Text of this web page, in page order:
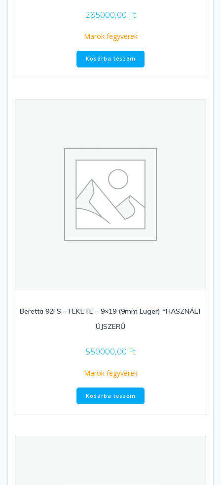
285000,00 Ft
Marok fegyverek
Kosárba teszem
Beretta 92FS – FEKETE – 9×19 (9mm Luger) *HASZNÁLT
ÚJSZERŰ
550000,00 Ft
Marok fegyverek
Kosárba teszem